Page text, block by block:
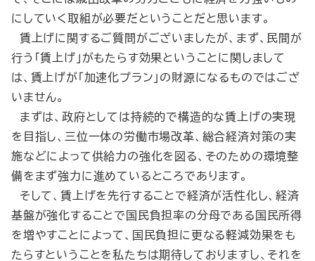
にしていく取組が必要だということだと思います。
賃上げに関するご質問がございましたが、まず、民間が
行う「賃上げ」がもたらす効果ということに関しまして
は、賃上げが「加速化プラン」の財源になるものではござ
いません。
まずは、政府としては持続的で構造的な賃上げの実現
を目指し、三位一体の労働市場改革、総合経済対策の実
施などによって供給力の強化を図る、そのための環境整
備をまず強力に進めているところであります。
そして、賃上げを先行することで経済が活性化し、経済
基盤が強化することで国民負担率の分母である国民所得
を増やすことによって、国民負担に更なる軽減効果をも
たらすということを私たちは期待しておりますし、それを